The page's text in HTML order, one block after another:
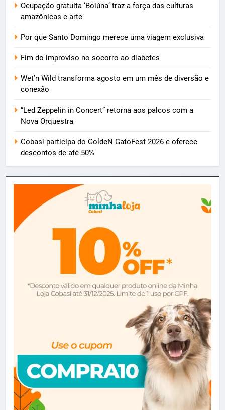
Ocupação gratuita ‘Boiúna’ traz a força das culturas
amazônicas e arte
Por que Santo Domingo merece uma viagem exclusiva
Fim do improviso no socorro ao diabetes
Wet’n Wild transforma agosto em um mês de diversão e
conexão
“Led Zeppelin in Concert” retorna aos palcos com a
Nova Orquestra
Cobasi participa do GoldeN GatoFest 2026 e oferece
descontos de até 50%